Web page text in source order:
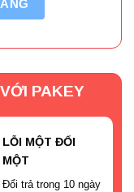
PAKEY
LỖI MỘT ĐỔI
MỘT
Đổi trả trong 10 ngày